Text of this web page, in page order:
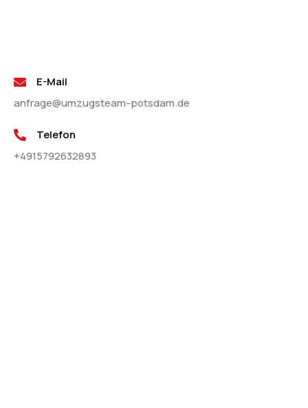
E-Mail
anfrage@umzugsteam-potsdam.de
Telefon
+4915792632893